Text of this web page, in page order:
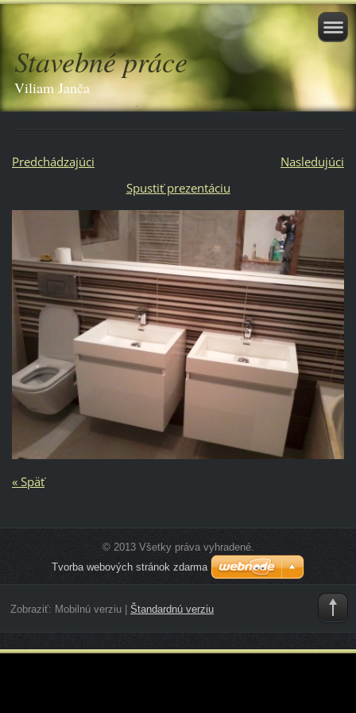
Stavebné práce
Viliam Janča
Predchádzajúci
Nasledujúci
Spustiť prezentáciu
« Späť
© 2013 Všetky práva vyhradené.
Tvorba webových stránok zdarma
Zobraziť: Mobilnú verziu| Štandardnú verziu